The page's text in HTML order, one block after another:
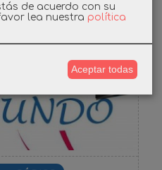
BIENVENIDA
-3%
de acuerdo con su
lea nuestra política
Aceptar todas